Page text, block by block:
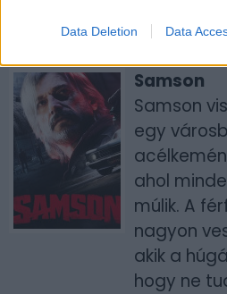
Data Deletion Data
műfaj
Samson
Samson
egy
ahol
múlik. A
nagyon
akik a
hogy ne